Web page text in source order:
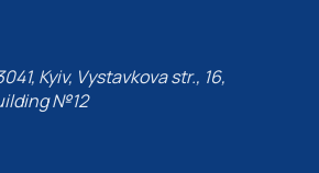
Kyiv, Vystavkova str., 16,
№12